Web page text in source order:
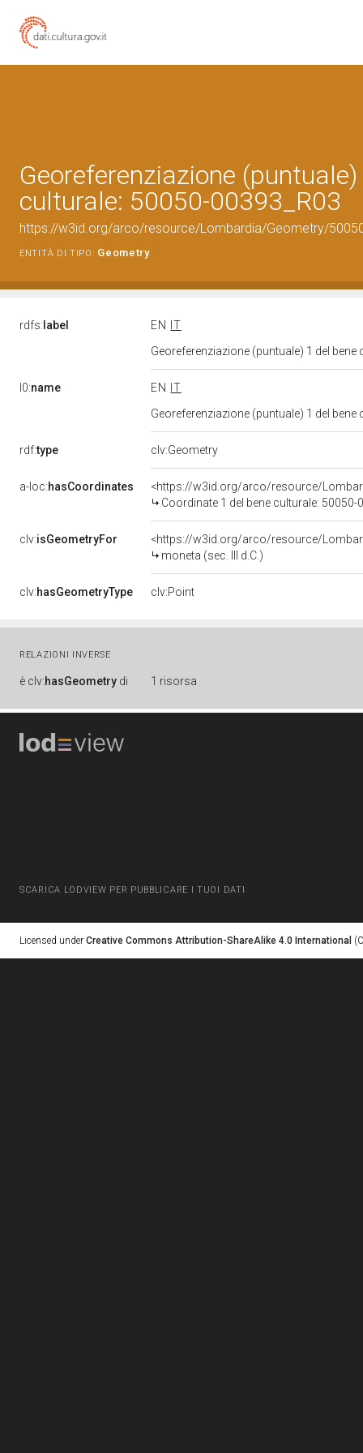
Georeferenziazione
culturale: 50050-00393_R03
https://w3id.org/arco/resource/Lombardia/Geometry/
ENTITÀ DI TIPO: Geometry
rdfs: label EN
IT
Georeferenziazione (puntuale) 1 del
l0:name EN
IT
Georeferenziazione (puntuale) 1 del
rdf:type clv:Geometry
a-loc:hasCoordinates
<https://w3id.org/arco/resource/
Coordinate 1 del bene culturale: 50050-
clv:isGeometryFor
<https://w3id.org/arco/resource/
moneta (sec. III d.C.)
clv:hasGeometryType clv:Point
RELAZIONI INVERSE
è clv:hasGeometry di 1 risorsa
SCARICA LODVIEW PER PUBBLICARE I TUOI DATI
Licensed under Creative Commons Attribution-ShareAlike 4.0 International